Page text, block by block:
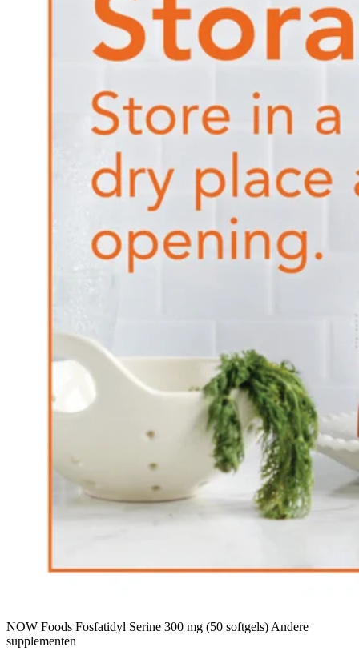
NOW Foods Fosfatidyl Serine 300 mg (50 softgels) Andere
supplementen